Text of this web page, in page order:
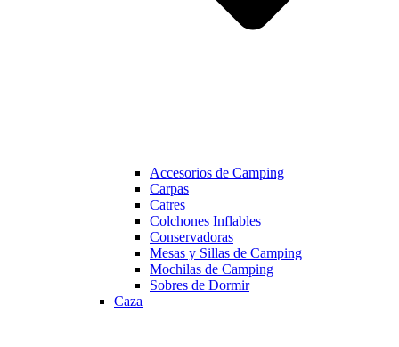
Accesorios de Camping
Carpas
Catres
Colchones Inflables
Conservadoras
Mesas y Sillas de Camping
Mochilas de Camping
Sobres de Dormir
Caza